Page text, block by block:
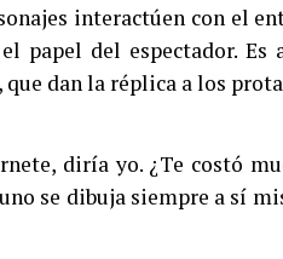
interactúen con el
papel del espectador.
que dan la réplica a los
diría yo. ¿Te costó
se dibuja siempre a sí